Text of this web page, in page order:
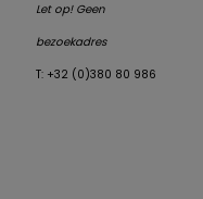
Let op! Geen
bezoekadres
T: +32 (0)380 80 986